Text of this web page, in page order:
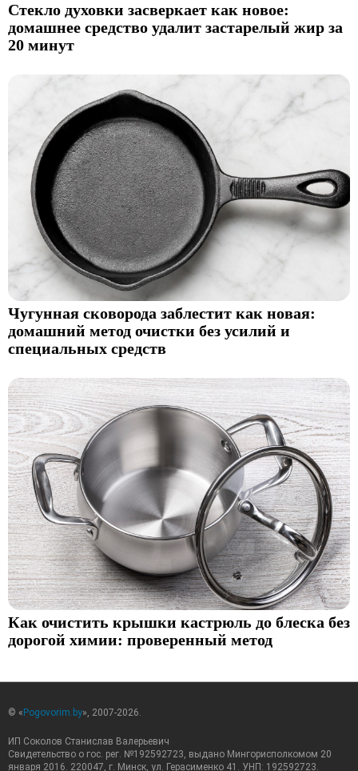
Стекло духовки засверкает как новое:
домашнее средство удалит застарелый жир за
20 минут
Чугунная сковорода заблестит как новая:
домашний метод очистки без усилий и
специальных средств
Как очистить крышки кастрюль до блеска без
дорогой химии: проверенный метод
© « Pogovorim.by», 2007-2026.
ИП Соколов Станислав Валерьевич
Свидетельство о гос. рег. №192592723, выдано Мингорисполкомом 20
января 2016. 220047, г. Минск, ул. Герасименко 41. УНП: 192592723.